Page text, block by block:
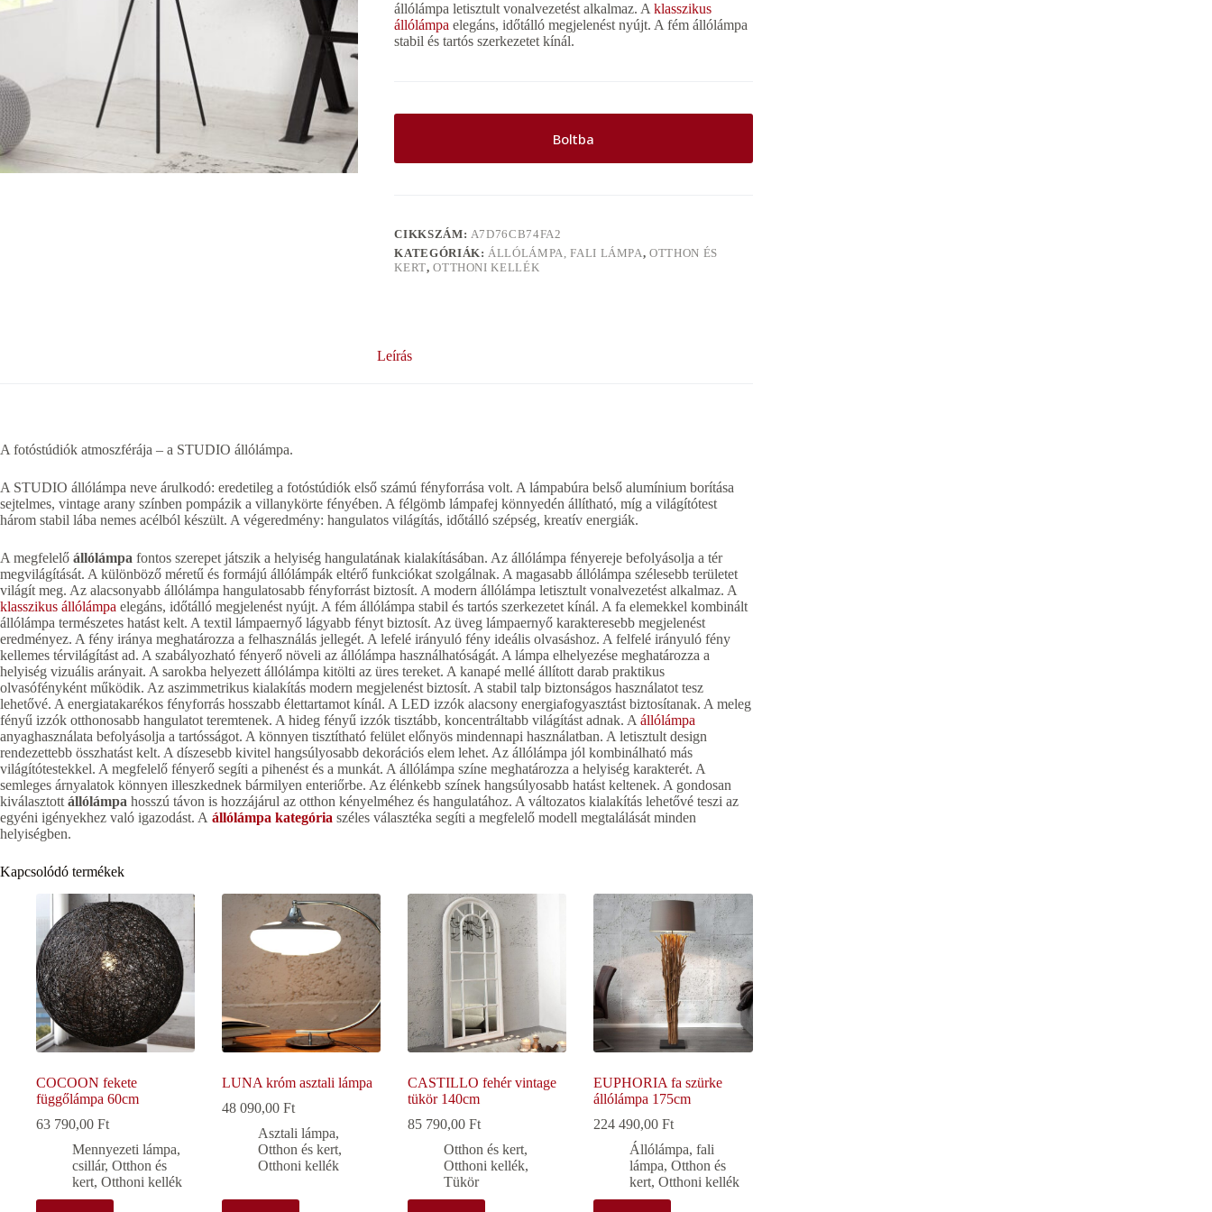
állólámpa letisztult vonalvezetést alkalmaz. Aklasszikus
állólámpa elegáns, időtálló megjelenést nyújt. A fém állólámpa
stabil és tartós szerkezetet kínál.
Boltba
CIKKSZÁM: A7D76CB74FA2
KATEGÓRIÁK:ÁLLÓLÁMPA, FALI LÁMPA,OTTHON ÉS
KERT,OTTHONI KELLÉK
Leírás
A fotóstúdiók atmoszférája – a STUDIO állólámpa.
A STUDIO állólámpa neve árulkodó: eredetileg a fotóstúdiók első számú fényforrása volt. A lámpabúra belső alumínium borítása
sejtelmes, vintage arany színben pompázik a villanykörte fényében. A félgömb lámpafej könnyedén állítható, míg a világítótest
három stabil lába nemes acélból készült. A végeredmény: hangulatos világítás, időtálló szépség, kreatív energiák.
A megfelelő állólámpa fontos szerepet játszik a helyiség hangulatának kialakításában. Az állólámpa fényereje befolyásolja a tér
megvilágítását. A különböző méretű és formájú állólámpák eltérő funkciókat szolgálnak. A magasabb állólámpa szélesebb területet
világít meg. Az alacsonyabb állólámpa hangulatosabb fényforrást biztosít. A modern állólámpa letisztult vonalvezetést alkalmaz. A
klasszikus állólámpa elegáns, időtálló megjelenést nyújt. A fém állólámpa stabil és tartós szerkezetet kínál. A fa elemekkel kombinált
állólámpa természetes hatást kelt. A textil lámpaernyő lágyabb fényt biztosít. Az üveg lámpaernyő karakteresebb megjelenést
eredményez. A fény iránya meghatározza a felhasználás jellegét. A lefelé irányuló fény ideális olvasáshoz. A felfelé irányuló fény
kellemes térvilágítást ad. A szabályozható fényerő növeli az állólámpa használhatóságát. A lámpa elhelyezése meghatározza a
helyiség vizuális arányait. A sarokba helyezett állólámpa kitölti az üres tereket. A kanapé mellé állított darab praktikus
olvasófényként működik. Az aszimmetrikus kialakítás modern megjelenést biztosít. A stabil talp biztonságos használatot tesz
lehetővé. A energiatakarékos fényforrás hosszabb élettartamot kínál. A LED izzók alacsony energiafogyasztást biztosítanak. A meleg
fényű izzók otthonosabb hangulatot teremtenek. A hideg fényű izzók tisztább, koncentráltabb világítást adnak. A állólámpa
anyaghasználata befolyásolja a tartósságot. A könnyen tisztítható felület előnyös mindennapi használatban. A letisztult design
rendezettebb összhatást kelt. A díszesebb kivitel hangsúlyosabb dekorációs elem lehet. Az állólámpa jól kombinálható más
világítótestekkel. A megfelelő fényerő segíti a pihenést és a munkát. A állólámpa színe meghatározza a helyiség karakterét. A
semleges árnyalatok könnyen illeszkednek bármilyen enteriőrbe. Az élénkebb színek hangsúlyosabb hatást keltenek. A gondosan
kiválasztott állólámpa hosszú távon is hozzájárul az otthon kényelméhez és hangulatához. A változatos kialakítás lehetővé teszi az
egyéni igényekhez való igazodást. A állólámpa kategória széles választéka segíti a megfelelő modell megtalálását minden
helyiségben.
Kapcsolódó termékek
COCOON fekete
függőlámpa 60cm
63 790,00 Ft
Mennyezeti lámpa,
csillár, Otthon és
kert, Otthoni kellék
LUNA króm asztali lámpa
48 090,00Ft
Asztali lámpa,
Otthon és kert,
Otthoni kellék
CASTILLO fehér vintage
tükör 140cm
85 790,00Ft
Otthon és kert,
Otthoni kellék,
Tükör
EUPHORIA fa szürke
állólámpa 175cm
224 490,00Ft
Állólámpa, fali
lámpa,Otthon és
kert,Otthoni kellék